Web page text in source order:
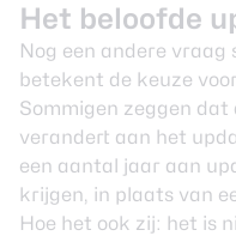
Het beloofde
Nog een andere
betekent de keuze
Sommigen zeggen dat
verandert aan het
een aantal jaar aan
krijgen, in plaats van
Hoe het ook zij: het is